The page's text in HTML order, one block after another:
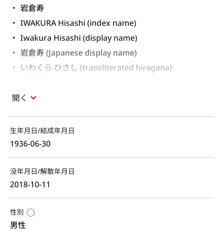
岩倉寿
IWAKURA Hisashi (index name)
Iwakura Hisashi (display name)
岩倉寿 (Japanese display name)
いわくら ひさし (transliterated hiragana)
開く
生年月日/結成年月日
1936-06-30
没年月日/解散年月日
2018-10-11
性別
男性